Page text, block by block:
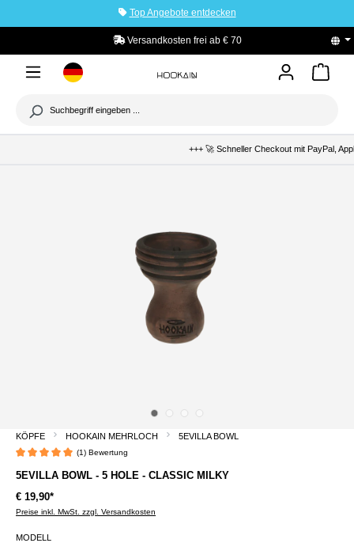
Top Angebote entdecken
Versandkosten frei ab € 70 PayPal
+++ 🚀 Schneller Checkout mit PayPal, Apple
KÖPFE HOOKAIN MEHRLOCH 5EVILLA BOWL
(1) Bewertung
5EVILLA BOWL - 5 HOLE - CLASSIC MILKY
€ 19,90*
Preise inkl. MwSt. zzgl. Versandkosten
MODELL